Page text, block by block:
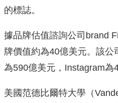
的標誌。
據品牌估值諮詢公司brand
牌價值約為40億美元。該
為590億美元，Instagram為
美國范德比爾特大學（